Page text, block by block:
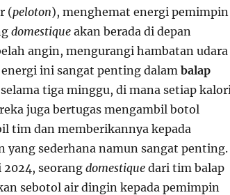
(peloton), menghemat energi pemimpin
domestiqueakan berada di depan
angin, mengurangi hambatan udara
ini sangat penting dalambalap
tiga minggu, di mana setiap
juga bertugas mengambil botol
tim dan memberikannya kepada
sederhana namun sangat penting.
2024, seorang domestiquedari tim balap
sebotol air dingin kepada pemimpin